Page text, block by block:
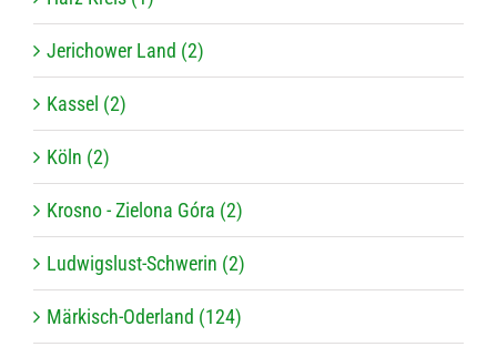
Jerichower Land (2)
Kassel (2)
Köln (2)
Krosno - Zielona Góra (2)
Ludwigslust-Schwerin (2)
Märkisch-Oderland (124)